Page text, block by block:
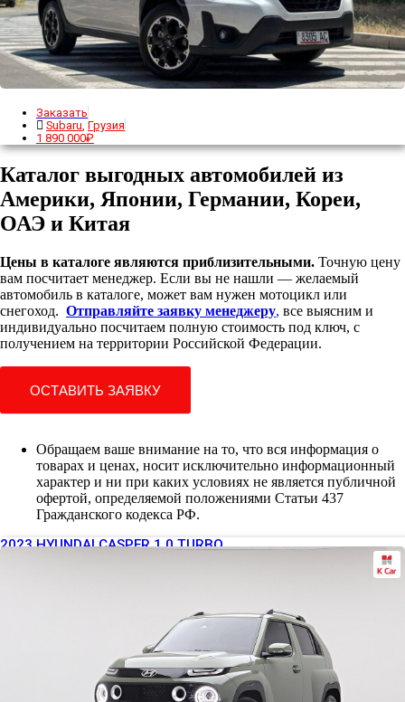
Заказать
Subaru, Грузия
1 890 000₽
Каталог выгодных автомобилей из
Америки, Японии, Германии, Кореи,
ОАЭ и Китая
Цены в каталоге являются приблизительными. Точную цену
вам посчитает менеджер. Если вы не нашли — желаемый
автомобиль в каталоге, может вам нужен мотоцикл или
снегоход. Отправляйте заявку менеджеру, все выясним и
индивидуально посчитаем полную стоимость под ключ, с
получением на территории Российской Федерации.
ОСТАВИТЬ ЗАЯВКУ
Обращаем ваше внимание на то, что вся информация о
товарах и ценах, носит исключительно информационный
характер и ни при каких условиях не является публичной
офертой, определяемой положениями Статьи 437
Гражданского кодекса РФ.
2023 HYUNDAI CASPER 1.0 TURBO